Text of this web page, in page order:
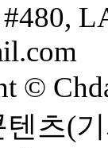
©
츠(